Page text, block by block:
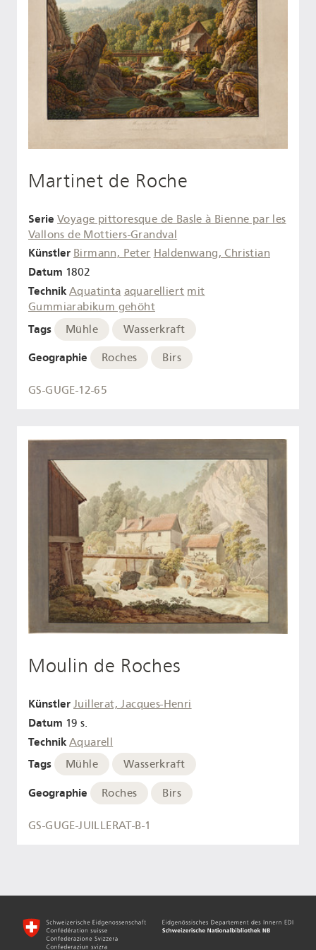
Martinet de Roche
Serie Voyage pittoresque de Basle à Bienne par les
Vallons de Mottiers-Grandval
Künstler Birmann, Peter Haldenwang, Christian
Datum 1802
Technik Aquatinta aquarelliert mit
Gummiarabikum gehöht
Tags Mühle Wasserkraft
Geographie Roches Birs
GS-GUGE-12-65
Moulin de Roches
Künstler Juillerat, Jacques-Henri
Datum 19 s.
Technik Aquarell
Tags Mühle Wasserkraft
Geographie Roches Birs
GS-GUGE-JUILLERAT-B-1